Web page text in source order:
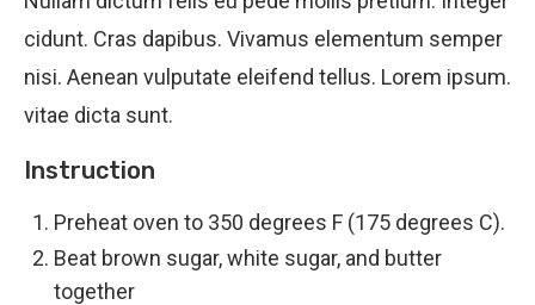
cidunt. Cras dapibus. Vivamus elementum semper
nisi. Aenean vulputate eleifend tellus. Lorem ipsum.
vitae dicta sunt.
Instruction
Preheat oven to 350 degrees F (175 degrees C).
Beat brown sugar, white sugar, and butter
together